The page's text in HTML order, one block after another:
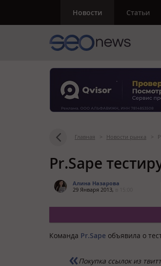
Новости Статьи
Главная > Новости рынка >
Pr.Sape
Алина Назарова
29 Января 2013,
Команда Pr.Sape объявила о
Покупка ссылок из